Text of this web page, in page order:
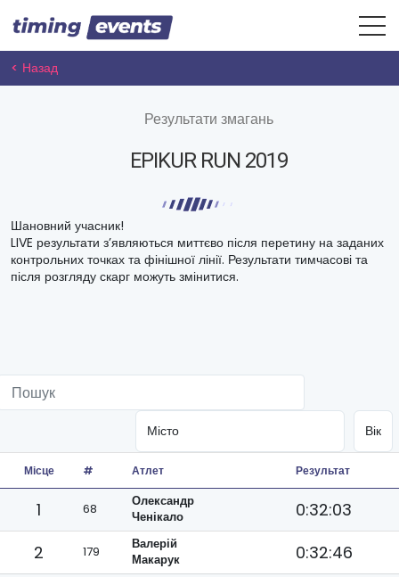
< Назад
Результати змагань
EPIKUR RUN 2019
Шановний учасник!
LIVE результати з’являються миттєво після перетину на заданих
контрольних точках та фінішної лінії. Результати тимчасові та
після розгляду скарг можуть змінитися.
Місце # Атлет Результат
1 68
Олександр
Ченікало
0:32:03
2
179
Валерій
Макарук
0:32:46